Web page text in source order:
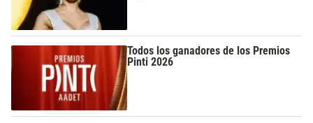
Todos los ganadores de los Premios
Pinti 2026